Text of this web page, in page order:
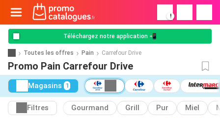
!
Téléchargez notre application 📲
Toutes les offres Pain Carrefour Drive
Promo Pain Carrefour Drive
Magasins 1
Filtres Gourmand Grill Pur Miel